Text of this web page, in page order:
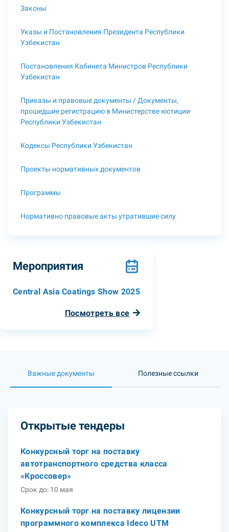
Законы
Указы и Постановления Президента Республики
Узбекистан
Постановления Кабинета Министров Республики
Узбекистан
Приказы и правовые документы / Документы,
прошедшие регистрацию в Министерстве юстиции
Республики Узбекистан
Кодексы Республики Узбекистан
Проекты нормативных документов
Программы
Нормативно правовые акты утратившие силу
Мероприятия
Central Asia Coatings Show 2025
Посмотреть все
Важные документы Полезные ссылки
Открытые тендеры
Конкурсный торг на поставку
автотранспортного средства класса
«Кроссовер»
Срок до: 10 мая
Конкурсный торг на поставку лицензии
программного комплекса Ideco UTM